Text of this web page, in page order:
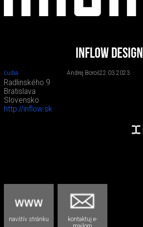
INFLOW DESIGN
Ľudia Andrej Boroš22.03.2023
Radlinského 9
Bratislava
Slovensko
http://inflow.sk
navštív stránku
kontaktuj e-